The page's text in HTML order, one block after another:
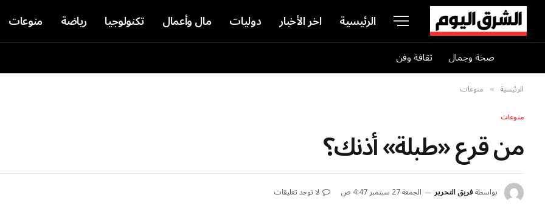
الرئيسية اخر الأخبار دوليات مال وأعمال تكنولوجيا رياضة منوعات
صحة وجمال ثقافة وفن
الرئيسية » منوعات
منوعات
من قرع «طبلة» أذنك؟
بواسطةفريق التحرير الجمعة 27 سبتمبر 4:47 ص لا توجد تعليقات